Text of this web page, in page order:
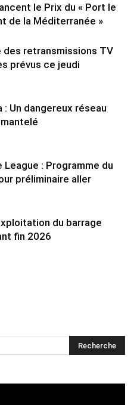
le Prix du « Port le
de la Méditerranée »
des retransmissions TV
prévus ce jeudi
: Un dangereux réseau
League : Programme du
préliminaire aller
du barrage
fin 2026